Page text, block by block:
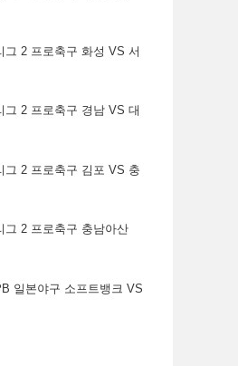
그 2 프로축구 화성 VS 서
그 2 프로축구 경남 VS 대
그 2 프로축구 김포 VS 충
그 2 프로축구 충남아산
일본야구 소프트뱅크 VS